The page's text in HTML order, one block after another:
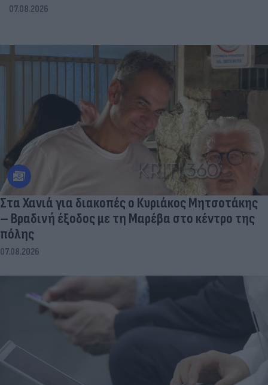
07.08.2026
Στα Χανιά για διακοπές ο Κυριάκος Μητσοτάκης
– Βραδινή έξοδος με τη Μαρέβα στο κέντρο της
πόλης
07.08.2026